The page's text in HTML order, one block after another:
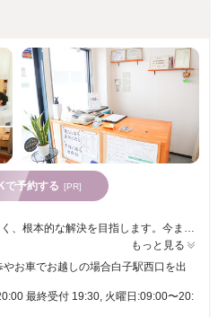
で予約する [PR]
優しい整体でその場しのぎではなく、根本的な解決を目指します。今までどこに行っても改善しなかった方こそぜひお試しください。
もっと見る
お車でお越しの場合白子駅西口を出
最終受付 19:30, 火曜日:09:00〜20: